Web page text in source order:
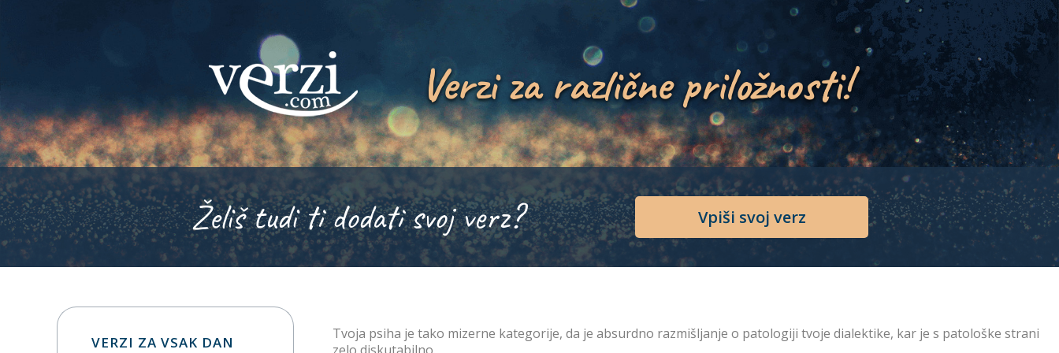
Verzi za različne priložnosti!
Želiš tudi ti dodati svoj verz? Vpiši svoj verz
Tvoja psiha je tako mizerne kategorije, da je absurdno razmišljanje o patologiji tvoje dialektike, kar je s patološke strani
VERZI ZA VSAK DAN